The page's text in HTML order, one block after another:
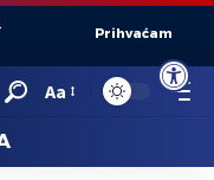
Open
Prihvaćam
Aa